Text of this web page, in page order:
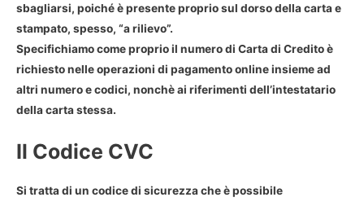
sbagliarsi, poiché è presente proprio sul dorso della carta e
stampato, spesso, “a rilievo”.
Specifichiamo come proprio il numero di Carta di Creditoè
richiesto nelle operazioni di pagamento online insieme ad
altri numero e codici, nonchè ai riferimenti dell’intestatario
della carta stessa.
Il Codice CVC
Si tratta di un codice di sicurezza che è possibile